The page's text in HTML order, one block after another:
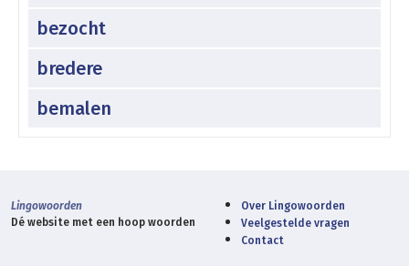
bezocht
bredere
bemalen
Lingowoorden
Dé website met een hoop woorden
Over Lingowoorden
Veelgestelde vragen
Contact